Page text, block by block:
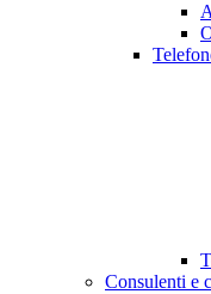
Consulenti e